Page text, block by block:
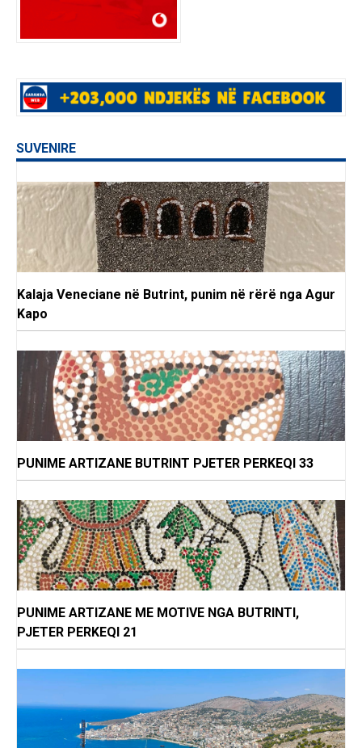
SUVENIRE
Kalaja Veneciane në Butrint, punim në rërë nga Agur
Kapo
PUNIME ARTIZANE BUTRINT PJETER PERKEQI 33
PUNIME ARTIZANE ME MOTIVE NGA BUTRINTI,
PJETER PERKEQI 21